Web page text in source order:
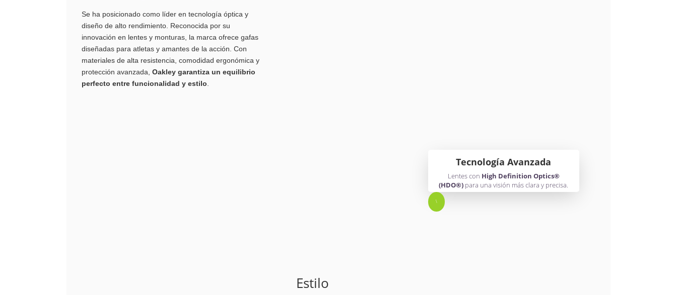
Se ha posicionado como líder en tecnología óptica y
diseño de alto rendimiento. Reconocida por su
innovación en lentes y monturas, la marca ofrece gafas
diseñadas para atletas y amantes de la acción. Con
materiales de alta resistencia, comodidad ergonómica y
protección avanzada, Oakley garantiza un equilibrio
perfecto entre funcionalidad y estilo
Tecnología Avanzada
Lentes con High Definition Optics®
(HDO®) para una visión más clara y precisa.
\
Estilo